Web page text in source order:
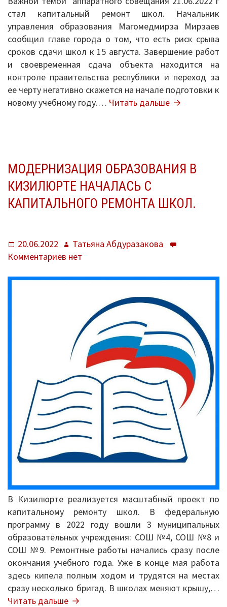
стал капитальный ремонт школ. Начальник
управления образования Магомедмирза Мирзаев
сообщил главе города о том, что есть риск срыва
сроков сдачи школ к 15 августа. Завершение работ
и своевременная сдача объекта находится на
контроле правительства республики и переход за
ее черту негативно скажется на начале подготовки к
новому учебному году.… Читать дальше И
МОДЕРНИЗАЦИЯ ОБРАЗОВАНИЯ В
КИЗИЛЮРТЕ НАЧАЛАСЬ С
КАПИТАЛЬНОГО РЕМОНТА ШКОЛ.
Опубликовано
20.06.2022 Автор
Татьяна Абдуразакова
Комментариев к
Модернизация
Кизилюрте
началась
капитального
ремонта
школ.
нет
В Кизилюрте реализуется масштабный проект по
капитальному ремонту школ. В федеральную
программу в 2022 году вошли 3 муниципальных
образовательных учреждения: СОШ №4, СОШ №8 и
СОШ №9. Ремонтные работы начались сразу после
окончания учебного года. Уже в конце мая работа
здесь кипела полным ходом и трудятся на местах
сразу несколько бригад. В школах меняют крышу,…
Читать дальше Модернизация